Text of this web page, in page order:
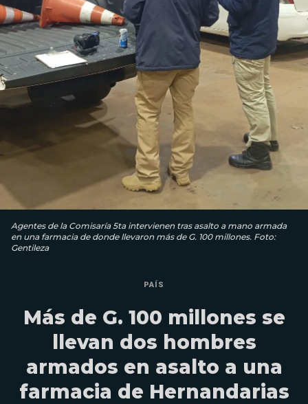
Agentes de la Comisaría 5ta intervienen tras asalto a mano armada
en una farmacia de donde llevaron más de G. 100 millones. Foto:
Gentileza
PAÍS
Más de G. 100 millones se
llevan dos hombres
armados en asalto a una
farmacia de Hernandarias